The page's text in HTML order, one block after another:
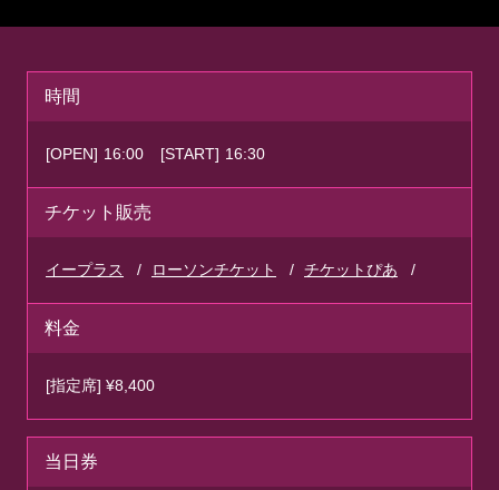
時間
[OPEN] 16:00 [START] 16:30
チケット販売
イープラス ローソンチケット チケットぴあ
料金
[指定席] ¥8,400
当日券